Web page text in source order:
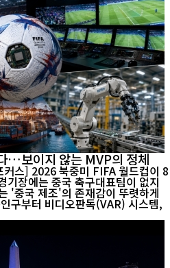
…보이지 않는 MVP의 정체
기장에는 중국 축구대표팀이 없지
'중국 제조'의 존재감이 뚜렷하게
구부터 비디오판독(VAR) 시스템,